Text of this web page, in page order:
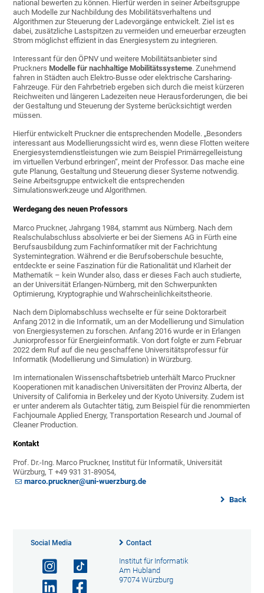
national bewerten zu können. Hierfür werden in seiner Arbeitsgruppe
auch Modelle zur Nachbildung des Mobilitätsverhaltens und
Algorithmen zur Steuerung der Ladevorgänge entwickelt. Ziel ist es
dabei, zusätzliche Lastspitzen zu vermeiden und erneuerbar erzeugten
Strom möglichst effizient in das Energiesystem zu integrieren.
Interessant für den ÖPNV und weitere Mobilitätsanbieter sind
PrucknersModelle für nachhaltige Mobilitätssysteme. Zunehmend
fahren in Städten auch Elektro-Busse oder elektrische Carsharing-
Fahrzeuge. Für den Fahrbetrieb ergeben sich durch die meist kürzeren
Reichweiten und längeren Ladezeiten neue Herausforderungen, die bei
der Gestaltung und Steuerung der Systeme berücksichtigt werden
müssen.
Hierfür entwickelt Pruckner die entsprechenden Modelle. „Besonders
interessant aus Modellierungssicht wird es, wenn diese Flotten weitere
Energiesystemdienstleistungen wie zum Beispiel Primärregelleistung
im virtuellen Verbund erbringen“, meint der Professor. Das mache eine
gute Planung, Gestaltung und Steuerung dieser Systeme notwendig.
Seine Arbeitsgruppe entwickelt die entsprechenden
Simulationswerkzeuge und Algorithmen.
Werdegang des neuen Professors
Marco Pruckner, Jahrgang 1984, stammt aus Nürnberg. Nach dem
Realschulabschluss absolvierte er bei der Siemens AG in Fürth eine
Berufsausbildung zum Fachinformatiker mit der Fachrichtung
Systemintegration. Während er die Berufsoberschule besuchte,
entdeckte er seine Faszination für die Rationalität und Klarheit der
Mathematik – kein Wunder also, dass er dieses Fach auch studierte,
an der Universität Erlangen-Nürnberg, mit den Schwerpunkten
Optimierung, Kryptographie und Wahrscheinlichkeitstheorie.
Nach dem Diplomabschluss wechselte er für seine Doktorarbeit
Anfang 2012 in die Informatik, um an der Modellierung und Simulation
von Energiesystemen zu forschen. Anfang 2016 wurde er in Erlangen
Juniorprofessor für Energieinformatik. Von dort folgte er zum Februar
2022 dem Ruf auf die neu geschaffene Universitätsprofessur für
Informatik (Modellierung und Simulation) in Würzburg.
Im internationalen Wissenschaftsbetrieb unterhält Marco Pruckner
Kooperationen mit kanadischen Universitäten der Provinz Alberta, der
University of California in Berkeley und der Kyoto University. Zudem ist
er unter anderem als Gutachter tätig, zum Beispiel für die renommierten
Fachjournale Applied Energy, Transportation Research und Journal of
Cleaner Production.
Kontakt
Prof. Dr.-Ing. Marco Pruckner, Institut für Informatik, Universität
Würzburg, T +49 931 31-89054,
marco.pruckner@uni-wuerzburg.de
Back
Social Media Contact
Institut für Informatik
Am Hubland
97074 Würzburg